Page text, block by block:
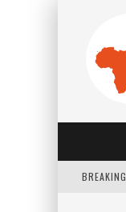
BREAKING